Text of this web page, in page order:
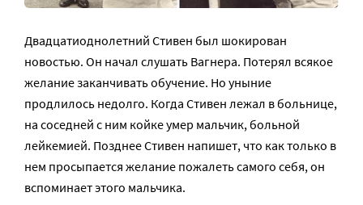
Двадцатиоднолетний Стивен был шокирован
новостью. Он начал слушать Вагнера. Потерял всякое
желание заканчивать обучение. Но уныние
продлилось недолго. Когда Стивен лежал в больнице,
на соседней с ним койке умер мальчик, больной
лейкемией. Позднее Стивен напишет, что как только в
нем просыпается желание пожалеть самого себя, он
вспоминает этого мальчика.